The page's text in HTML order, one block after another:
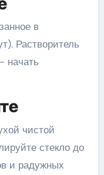
в
Растворитель
начать
чистой
стекло до
и радужных